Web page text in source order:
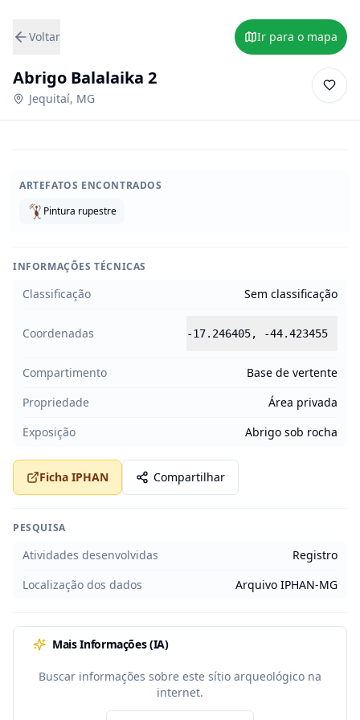
Voltar Ir para o mapa
Abrigo Balalaika 2
Jequitaí, MG
ARTEFATOS ENCONTRADOS
Pintura rupestre
INFORMAÇÕES TÉCNICAS
Classificação Sem classificação
Coordenadas -17.246405, -44.423455
Compartimento
Base de vertente
Propriedade
Área privada
Exposição
Abrigo sob rocha
Ficha IPHAN Compartilhar
PESQUISA
Atividades desenvolvidas
Registro
Localização dos dados
Arquivo IPHAN-MG
Mais Informações (IA)
Buscar informações sobre este sítio arqueológico na
internet.